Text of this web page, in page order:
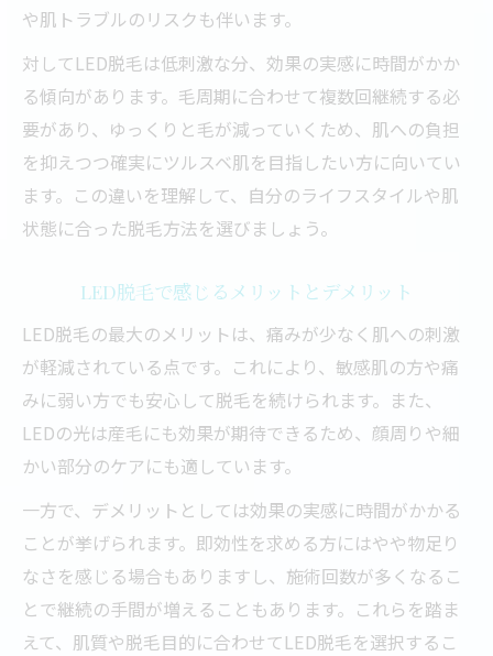
や肌トラブルのリスクも伴います。
対してLED脱毛は低刺激な分、効果の実感に時間がかか
る傾向があります。毛周期に合わせて複数回継続する必
要があり、ゆっくりと毛が減っていくため、肌への負担
を抑えつつ確実にツルスベ肌を目指したい方に向いてい
ます。この違いを理解して、自分のライフスタイルや肌
状態に合った脱毛方法を選びましょう。
LED脱毛で感じるメリットとデメリット
LED脱毛の最大のメリットは、痛みが少なく肌への刺激
が軽減されている点です。これにより、敏感肌の方や痛
みに弱い方でも安心して脱毛を続けられます。また、
LEDの光は産毛にも効果が期待できるため、顔周りや細
かい部分のケアにも適しています。
一方で、デメリットとしては効果の実感に時間がかかる
ことが挙げられます。即効性を求める方にはやや物足り
なさを感じる場合もありますし、施術回数が多くなるこ
とで継続の手間が増えることもあります。これらを踏ま
えて、肌質や脱毛目的に合わせてLED脱毛を選択するこ